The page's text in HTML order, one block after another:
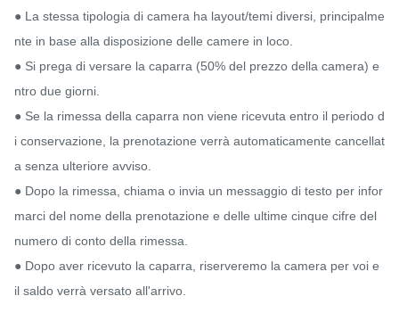
● La stessa tipologia di camera ha layout/temi diversi, principalme
nte in base alla disposizione delle camere in loco.
● Si prega di versare la caparra (50% del prezzo della camera) e
ntro due giorni.
● Se la rimessa della caparra non viene ricevuta entro il periodo d
i conservazione, la prenotazione verrà automaticamente cancellat
a senza ulteriore avviso.
● Dopo la rimessa, chiama o invia un messaggio di testo per infor
marci del nome della prenotazione e delle ultime cinque cifre del
numero di conto della rimessa.
● Dopo aver ricevuto la caparra, riserveremo la camera per voi e
il saldo verrà versato all'arrivo.